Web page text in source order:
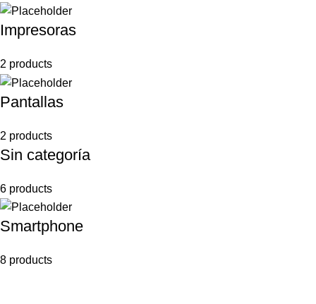
Impresoras
2 products
Pantallas
2 products
Sin categoría
6 products
Smartphone
8 products